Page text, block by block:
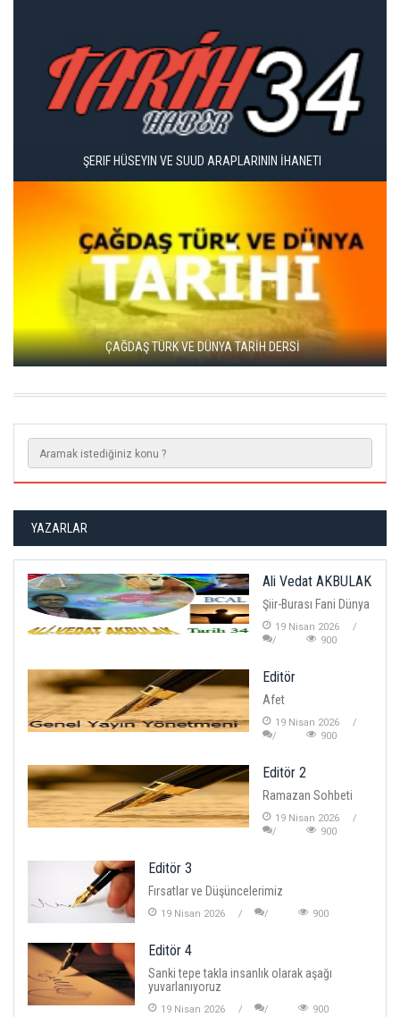
SÖMÜRGECILIK
BIZ MEHMETÇIYIZ
YAZARLAR
Ali Vedat AKBULAK
Şiir-Burası Fani Dünya
19 Nisan 2026
900
Editör
Afet
19 Nisan 2026
900
Editör 2
Ramazan Sohbeti
19 Nisan 2026
900
Editör 3
Fırsatlar ve Düşüncelerimiz
19 Nisan 2026 900
Editör 4
Sanki tepe takla insanlık olarak aşağı
yuvarlanıyoruz
19 Nisan 2026 900